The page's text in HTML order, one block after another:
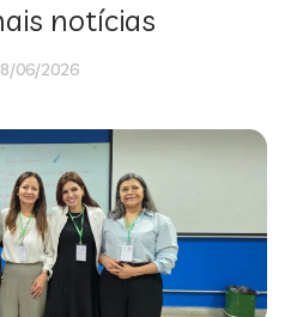
notícias
06/2026